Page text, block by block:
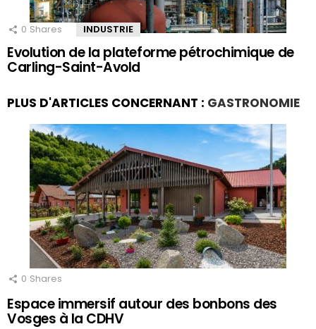
0 Shares INDUSTRIE
Evolution de la plateforme pétrochimique de
Carling-Saint-Avold
PLUS D'ARTICLES CONCERNANT : GASTRONOMIE
0 Shares
Espace immersif autour des bonbons des
Vosges à la CDHV